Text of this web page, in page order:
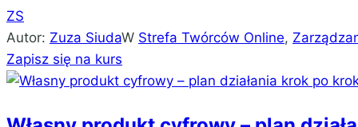
ZS
Autor: Zuza SiudaW Strefa Twórców Online,
Zapisz się na kurs